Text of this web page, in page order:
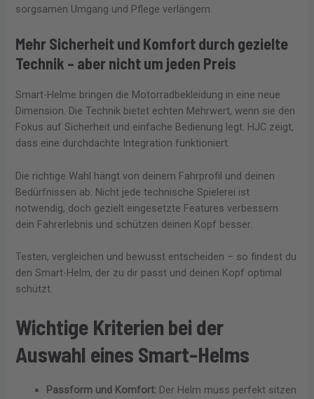
sorgsamen Umgang und Pflege verlängern.
Mehr Sicherheit und Komfort durch gezielte
Technik – aber nicht um jeden Preis
Smart-Helme bringen die Motorradbekleidung in eine neue
Dimension. Die Technik bietet echten Mehrwert, wenn sie den
Fokus auf Sicherheit und einfache Bedienung legt. HJC zeigt,
dass eine durchdachte Integration funktioniert.
Die richtige Wahl hängt von deinem Fahrprofil und deinen
Bedürfnissen ab. Nicht jede technische Spielerei ist
notwendig, doch gezielt eingesetzte Features verbessern
dein Fahrerlebnis und schützen deinen Kopf besser.
Testen, vergleichen und bewusst entscheiden – so findest du
den Smart-Helm, der zu dir passt und deinen Kopf optimal
schützt.
Wichtige Kriterien bei der
Auswahl eines Smart-Helms
Passform und Komfort: Der Helm muss perfekt sitzen